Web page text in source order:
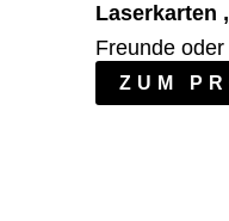
Laserkarten
Freunde
ZUM